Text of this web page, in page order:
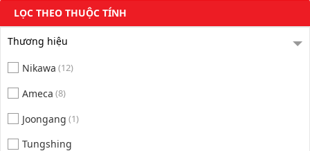
LỌC THEO THUỘC TÍNH
Thương hiệu
Nikawa (12)
Ameca (8)
Joongang (1)
Tungshing